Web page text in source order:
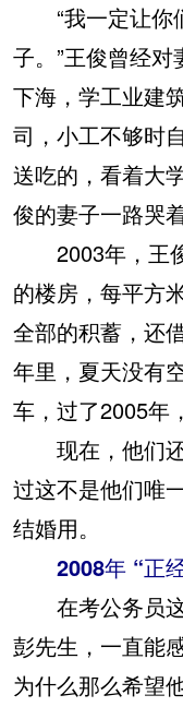
“我一定让你
子。”王俊曾经
下海，学工业建
司，小工不够时
送吃的，看着大
俊的妻子一路哭
2003年，王俊
的楼房，每平方
全部的积蓄，还
年里，夏天没有
车，过了2005年
现在，他们还
过这不是他们唯
结婚用。
2008年 “正经
在考公务员这
彭先生，一直能
为什么那么希望